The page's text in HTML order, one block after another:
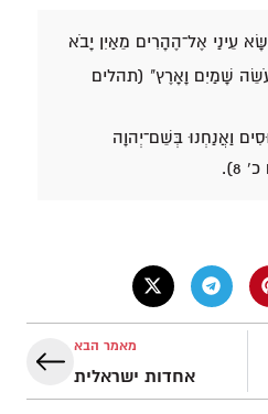
עֵינַי אֶל־הֶהָרִים מֵאַיִן יָבֹא
עֹשֵׂה שָׁמַיִם וָאָרֶץ" (תהלים
וַאֲנַחְנוּ בְּשֵׁם־יְהוָה
8).
מאמר הבא
אחדות ישראלית